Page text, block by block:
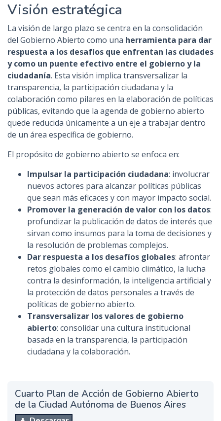
Visión estratégica
La visión de largo plazo se centra en la consolidación
del Gobierno Abierto como una herramienta para dar
respuesta a los desafíos que enfrentan las ciudades
y como un puente efectivo entre el gobierno y la
ciudadanía. Esta visión implica transversalizar la
transparencia, la participación ciudadana y la
colaboración como pilares en la elaboración de políticas
públicas, evitando que la agenda de gobierno abierto
quede reducida únicamente a un eje a trabajar dentro
de un área específica de gobierno.
El propósito de gobierno abierto se enfoca en:
Impulsar la participación ciudadana: involucrar
nuevos actores para alcanzar políticas públicas
que sean más eficaces y con mayor impacto social.
Promover la generación de valor con los datos:
profundizar la publicación de datos de interés que
sirvan como insumos para la toma de decisiones y
la resolución de problemas complejos.
Dar respuesta a los desafíos globales: afrontar
retos globales como el cambio climático, la lucha
contra la desinformación, la inteligencia artificial y
la protección de datos personales a través de
políticas de gobierno abierto.
Transversalizar los valores de gobierno
abierto: consolidar una cultura institucional
basada en la transparencia, la participación
ciudadana y la colaboración.
Cuarto Plan de Acción de Gobierno Abierto
de la Ciudad Autónoma de Buenos Aires